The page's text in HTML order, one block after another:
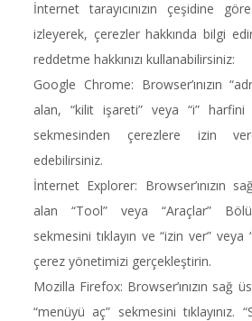
İnternet tarayıcınızın çeşidine
izleyerek, çerezler hakkında bilgi
reddetme hakkınızı kullanabilirsiniz:
Google Chrome: Browser’ınızın
alan, “kilit işareti” veya “i” harfini
sekmesinden çerezlere izin
edebilirsiniz.
İnternet Explorer: Browser’ınızın
alan “Tool” veya “Araçlar”
sekmesini tıklayın ve “izin ver” veya
çerez yönetimizi gerçekleştirin.
Mozilla Firefox: Browser’ınızın sağ
“menüyü aç” sekmesini tıklayınız.